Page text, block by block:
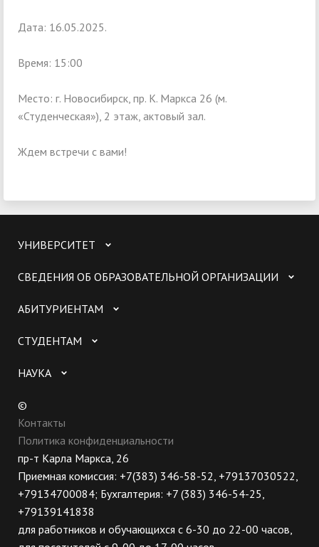
Дата: 16.05.2025.
Время: 15:00
Место: г. Новосибирск, пр. К. Маркса 26 (м.
«Студенческая»), 2 этаж, актовый зал.
Ждем встречи с вами!
УНИВЕРСИТЕТ
СВЕДЕНИЯ ОБ ОБРАЗОВАТЕЛЬНОЙ ОРГАНИЗАЦИИ
АБИТУРИЕНТАМ
СТУДЕНТАМ
НАУКА
©
Контакты
Политика конфиденциальности
пр-т Карла Маркса, 26
Приемная комиссия: +7(383) 346-58-52, +79137030522,
+79134700084; Бухгалтерия: +7 (383) 346-54-25,
+79139141838
для работников и обучающихся с 6-30 до 22-00 часов,